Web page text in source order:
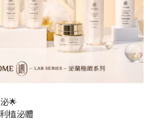
🌟
植泌體